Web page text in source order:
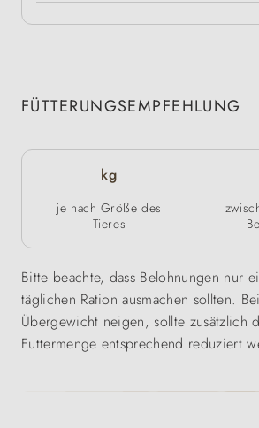
FÜTTERUNGSEMPFEHLUNG
kg
je nach Größe des
Tieres
Bitte beachte, dass Belohnungen nur
täglichen Ration ausmachen sollten.
Übergewicht neigen, sollte zusätzlich
Futtermenge entsprechend reduziert